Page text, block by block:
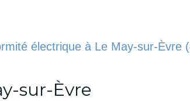
électrique à Le May-sur-Èvre
sur-Èvre